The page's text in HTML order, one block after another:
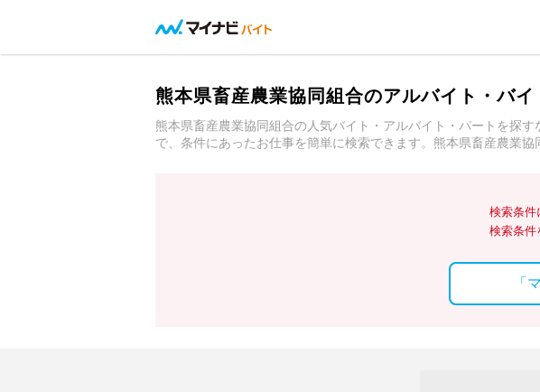
熊本県畜産農業協同組合のアルバイト・バ
熊本県畜産農業協同組合の人気バイト・アルバイト・パートを探
で、条件にあったお仕事を簡単に検索できます。熊本県畜産農業
検索条件
検索条件
「